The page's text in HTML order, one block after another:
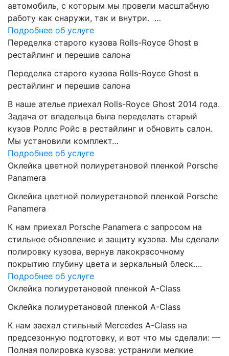
автомобиль, с которым мы провели масштабную
работу как снаружи, так и внутри. …
Подробнее об услуге
Переделка старого кузова Rolls-Royce Ghost в
рестайлинг и перешив салона
Переделка старого кузова Rolls-Royce Ghost в
рестайлинг и перешив салона
В наше ателье приехал Rolls-Royce Ghost 2014 года.
Задача от владельца была переделать старый
кузов Роллс Ройс в рестайлинг и обновить салон.
Мы установили комплект…
Подробнее об услуге
Оклейка цветной полиуретановой пленкой Porsche
Panamera
Оклейка цветной полиуретановой пленкой Porsche
Panamera
К нам приехал Porsche Panamera с запросом на
стильное обновление и защиту кузова. Мы сделали
полировку кузова, вернув лакокрасочному
покрытию глубину цвета и зеркальный блеск….
Подробнее об услуге
Оклейка полиуретановой пленкой A-Class
Оклейка полиуретановой пленкой A-Class
К нам заехал стильный Mercedes A-Class на
предсезонную подготовку, и вот что мы сделали: —
Полная полировка кузова: устранили мелкие